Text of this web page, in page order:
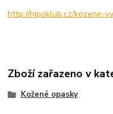
http://hipoklub.cz/kozene-
Zboží zařazeno v
Kožené opasky